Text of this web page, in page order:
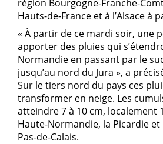
région Bourgogne-Franche-
Hauts-de-France et à l’Alsace à
« À partir de ce mardi soir, une
apporter des pluies qui
Normandie en passant par le
jusqu’au nord du Jura », a
Sur le tiers nord du pays ces
transformer en neige. Les
atteindre 7 à 10 cm, localement
Haute-Normandie, la Picardie
Pas-de-Calais.